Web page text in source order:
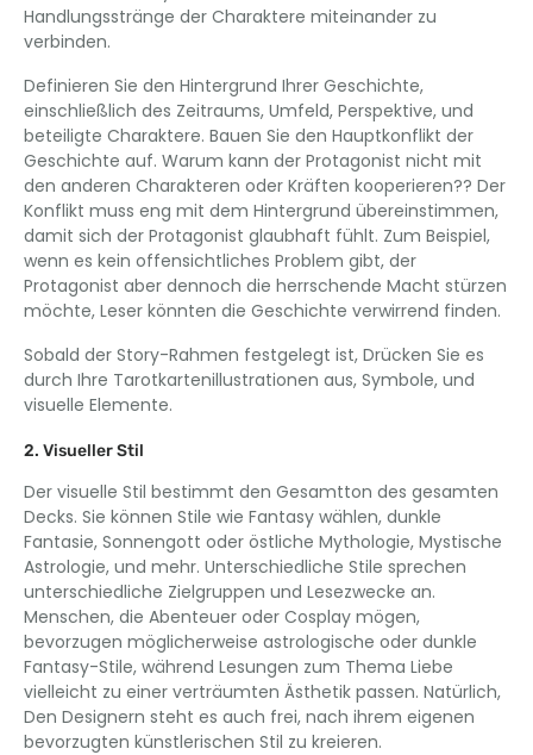
Handlungsstränge der Charaktere miteinander zu
verbinden.
Definieren Sie den Hintergrund Ihrer Geschichte,
einschließlich des Zeitraums, Umfeld, Perspektive, und
beteiligte Charaktere. Bauen Sie den Hauptkonflikt der
Geschichte auf. Warum kann der Protagonist nicht mit
den anderen Charakteren oder Kräften kooperieren?? Der
Konflikt muss eng mit dem Hintergrund übereinstimmen,
damit sich der Protagonist glaubhaft fühlt. Zum Beispiel,
wenn es kein offensichtliches Problem gibt, der
Protagonist aber dennoch die herrschende Macht stürzen
möchte, Leser könnten die Geschichte verwirrend finden.
Sobald der Story-Rahmen festgelegt ist, Drücken Sie es
durch Ihre Tarotkartenillustrationen aus, Symbole, und
visuelle Elemente.
2. Visueller Stil
Der visuelle Stil bestimmt den Gesamtton des gesamten
Decks. Sie können Stile wie Fantasy wählen, dunkle
Fantasie, Sonnengott oder östliche Mythologie, Mystische
Astrologie, und mehr. Unterschiedliche Stile sprechen
unterschiedliche Zielgruppen und Lesezwecke an.
Menschen, die Abenteuer oder Cosplay mögen,
bevorzugen möglicherweise astrologische oder dunkle
Fantasy-Stile, während Lesungen zum Thema Liebe
vielleicht zu einer verträumten Ästhetik passen. Natürlich,
Den Designern steht es auch frei, nach ihrem eigenen
bevorzugten künstlerischen Stil zu kreieren.